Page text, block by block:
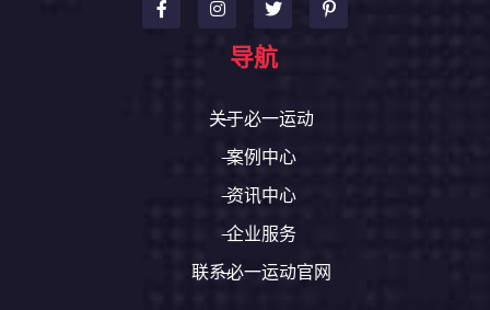
导航
关于必一运动
案例中心
资讯中心
企业服务
联系必一运动官网